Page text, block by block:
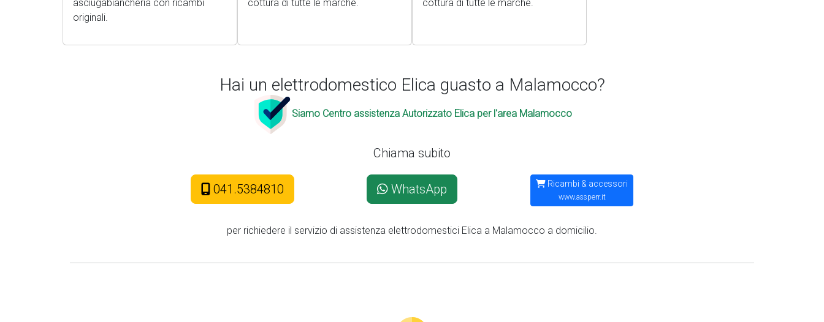
asciugabiancheria con ricambi
originali.
cottura di tutte le marche.
cottura di tutte le marche.
Hai un elettrodomestico Elica guasto a Malamocco?
Siamo Centro assistenza Autorizzato Elica per l'area Malamocco
Chiama subito
041.5384810 WhatsApp Ricambi & accessori
www.assperr.it
per richiedere il servizio di assistenza elettrodomestici Elica a Malamocco a domicilio.